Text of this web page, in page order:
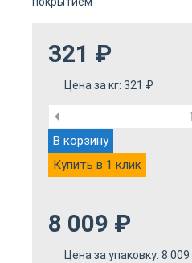
321 ₽
Цена за кг: 321 ₽
В корзину
Купить в 1 клик
8 009 ₽
Цена за упаковку: 8 009